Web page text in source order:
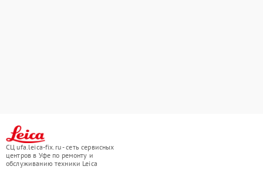
СЦ ufa.leica-fix.ru - сеть сервисных
центров в Уфе по ремонту и
обслуживанию техники Leica